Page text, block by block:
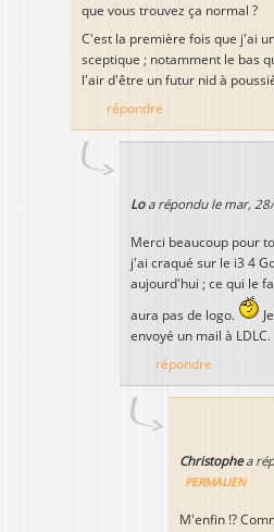
que vous trouvez ça normal ?
C'est la première fois que j'ai
sceptique ; notamment le bas
l'air d'être un futur nid à
répondre
Loa répondu le mar,
Merci beaucoup pour
j'ai craqué sur le i3 4
aujourd'hui ; ce qui le
aura pas de logo.
envoyé un mail à LDLC.
répondre
Christophea
PERMALIEN
M'enfin !?